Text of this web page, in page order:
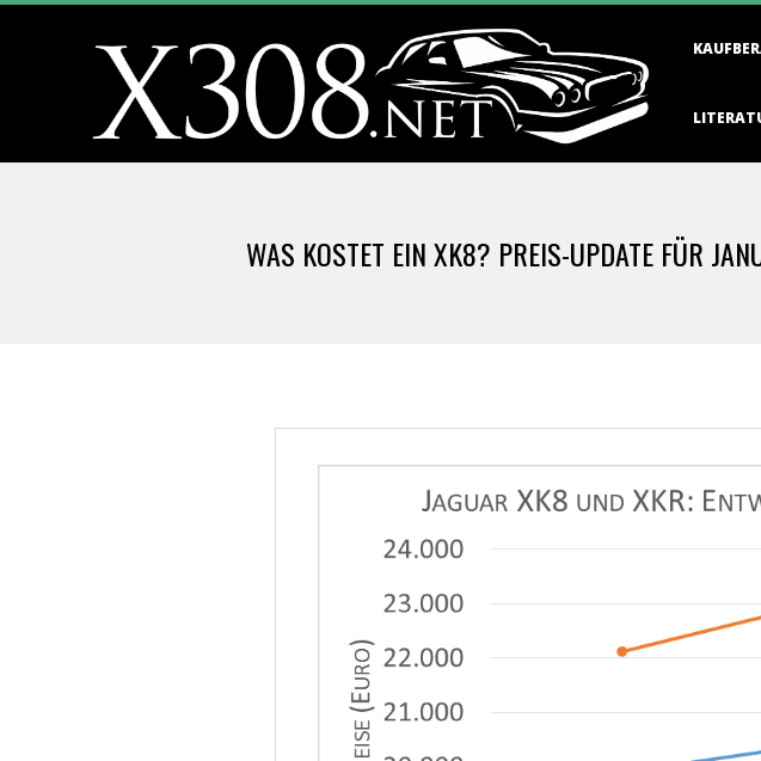
X
WAS KOSTET EIN XK8? PREIS-UPDATE FÜR